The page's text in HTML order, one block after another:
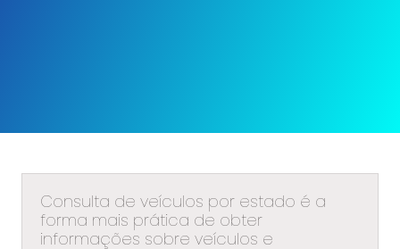
Consulta de veículos por estado é a
forma mais prática de obter
informações sobre veículos e